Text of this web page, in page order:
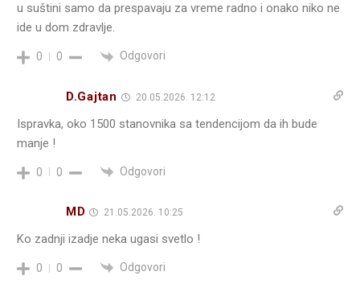
u suštini samo da prespavaju za vreme radno i onako niko ne
ide u dom zdravlje.
0 0 Odgovori
D.Gajtan 20.05.2026. 12:12
Ispravka, oko 1500 stanovnika sa tendencijom da ih bude
manje !
0 0 Odgovori
MD 21.05.2026. 10:25
Ko zadnji izadje neka ugasi svetlo !
0 0 Odgovori